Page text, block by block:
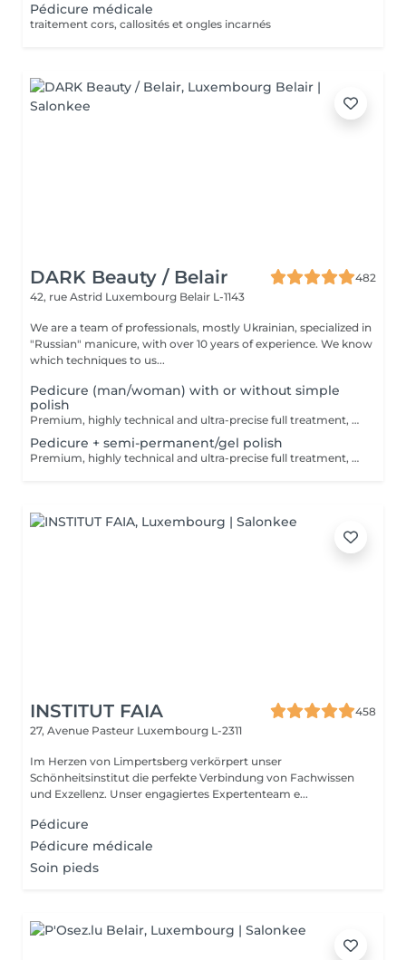
Pédicure médicale
traitement cors, callosités et ongles incarnés
DARK Beauty / Belair
482
42, rue Astrid Luxembourg Belair L-1143
We are a team of professionals, mostly Ukrainian, specialized in
"Russian" manicure, with over 10 years of experience. We know
which techniques to us...
Pedicure (man/woman) with or without simple
polish
Premium, highly technical and ultra-precise full treatment, performed mainly with an e-file to achieve a perfectly clean nail contour and apply the polish as close as possible, even slightly under the cuticle. This technique helps visually delay the regrowth by around 10 days. Visual result: -Extremely well-groomed nails, clean contours, flawless shape -Instagram / photo studio effect: neat, precise, with no visible dry skin Service content: -Removal of old semi-permanent and/or gel polish (if needed, please book accordingly this option via this screen) -Very meticulous preparation of the nail plate -Shape and file nails -Gentle cuticle care -Removal of dead skin -Heels are cleaned -Application of a transparent simple polish (if desired) OR application of your own simple polish (if needed, please book accordingly this option via this screen) -Application of cuticle oil and feet cream
Pedicure + semi-permanent/gel polish
Premium, highly technical and ultra-precise full treatment, performed mainly with an e-file to achieve a perfectly clean nail contour and apply the polish as close as possible, even slightly under the cuticle. This technique helps visually delay the regrowth by around 10 days. Visual result: -Extremely well-groomed nails, clean contours, flawless shape -Instagram / photo studio effect: neat, precise, with no visible dry skin A perfect solution for flawless and long-lasting nails: -The average durability is 6 weeks!! Service content: -Removal of old semi-permanent and/or gel polish (if needed, already include in this price/service) -Very meticulous preparation of the nail plate -Shape and file nails -Gentle cuticle care -Removal of dead skin -Heels are cleaned -Application of semi-permanent nail polish -Application of cuticle oil and feet cream Optional : -Price per nail for nail art on up to 5 nails (if so please book "WITH simple design") +3€/nail -Price for simple design (French, Chrome, Baby Boomer, Cat Eyes, Stickers, Foil) 6-10 nails -> +20€ -Price for complex design (3D, Hand drawings, Stamping, French with Chrome, Baby Boomer with Chrome, French with Cat Eyes) 6-10 nails -> +30€ -Price per nail extension/reconstruction, maximum 2 nails (if so please book "WITH extension/reconstruction") +10€/nail
INSTITUT FAIA
458
27, Avenue Pasteur Luxembourg L-2311
Im Herzen von Limpertsberg verkörpert unser
Schönheitsinstitut die perfekte Verbindung von Fachwissen
und Exzellenz. Unser engagiertes Expertenteam e...
Pédicure
Pédicure médicale
Soin pieds